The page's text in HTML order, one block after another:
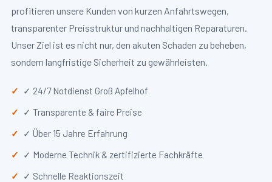
profitieren unsere Kunden von kurzen Anfahrtswegen,
transparenter Preisstruktur und nachhaltigen Reparaturen.
Unser Ziel ist es nicht nur, den akuten Schaden zu beheben,
sondern langfristige Sicherheit zu gewährleisten.
✓ 24/7 Notdienst Groß Apfelhof
✓ Transparente & faire Preise
✓ Über 15 Jahre Erfahrung
✓ Moderne Technik & zertifizierte Fachkräfte
✓ Schnelle Reaktionszeit